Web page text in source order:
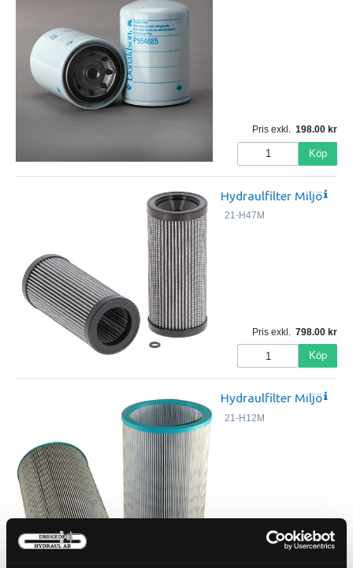
Pris exkl. 198.00
Köp
Hydraulfilter Miljö
21-H47M
Pris exkl. 798.00
Köp
Hydraulfilter Miljö
21-H12M